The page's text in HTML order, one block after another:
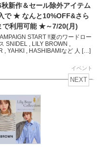
新作＆セール除外アイテム
で ★ なんと10%OFF&さら
で利用可能 ★～7/20(月)
START !!夏のワードロー
SNIDEL , LILY BROWN ,
, YAHKI , HASHIBAMIなど 人 […]
イベント
NEXT